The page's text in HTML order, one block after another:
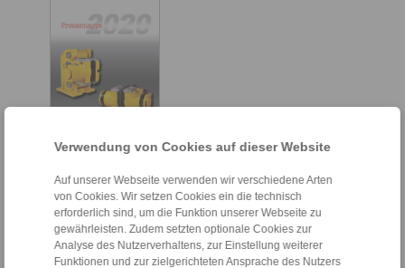
Verwendung von Cookies auf dieser Website
Auf unserer Webseite verwenden wir verschiedene Arten
von Cookies. Wir setzen Cookies ein die technisch
erforderlich sind, um die Funktion unserer Webseite zu
gewährleisten. Zudem setzten optionale Cookies zur
Analyse des Nutzerverhaltens, zur Einstellung weiterer
Funktionen und zur zielgerichteten Ansprache des Nutzers
DE [4752 kB]